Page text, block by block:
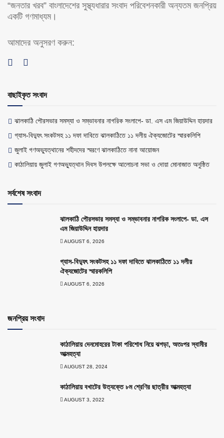
“জনতার খরব” বাংলাদেশের সুস্থ্যধারার সংবাদ পরিবেশনকারী অন্যতম জনপ্রিয়
একটি গণমাধ্যম।
আমাদের অনুসরণ করুন:
বাছাইকৃত সংবাদ
ঝালকাঠি পৌরসভার সমস্যা ও সম্ভাবনার নাগরিক সংলাপে- ডা. এস এম জিয়াউদ্দিন হায়দার
গ্যাস-বিদ্যুৎ সংকটসহ ১১ দফা দাবিতে ঝালকাঠিতে ১১ দলীয় ঐক্যজোটের স্মারকলিপি
জুলাই গণঅভ্যুত্থানের শহীদদের স্মরণে ঝালকাঠিতে নানা আয়োজন
কাঠালিয়ায় জুলাই গণঅভ্যুত্থান দিবস উপলক্ষে আলোচনা সভা ও দোয়া মোনাজাত অনুষ্ঠিত
সর্বশেষ সংবাদ
ঝালকাঠি পৌরসভার সমস্যা ও সম্ভাবনার নাগরিক সংলাপে- ডা. এস
এম জিয়াউদ্দিন হায়দার
AUGUST 6, 2026
গ্যাস-বিদ্যুৎ সংকটসহ ১১ দফা দাবিতে ঝালকাঠিতে ১১ দলীয়
ঐক্যজোটের স্মারকলিপি
AUGUST 6, 2026
জনপ্রিয় সংবাদ
কাঠালিয়ায় দেনমোহরের টাকা পরিশোধ নিয়ে ঝগড়া, অতঃপর স্বামীর
আত্মহত্যা
AUGUST 28, 2024
কাঠালিয়ায় বখাটের উত্যক্তে ৮ম শ্রেণির ছাত্রীর আত্মহত্যা
AUGUST 3, 2022